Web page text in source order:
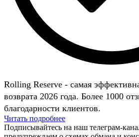
Rolling Reserve - самая
возврата 2026 года. Более 1000
благодарности клиентов.
Читать подробнее
Подписывайтесь на наш телеграм-